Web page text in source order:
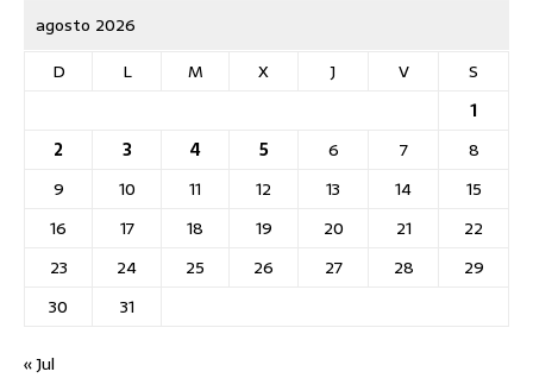
agosto 2026
D
L M X J V
S
1
2
3 4 5 6 7
8
9
10 11 12 13 14
15
16
17 18 19 20 21
22
23
24 25 26 27 28
29
30
31
« Jul